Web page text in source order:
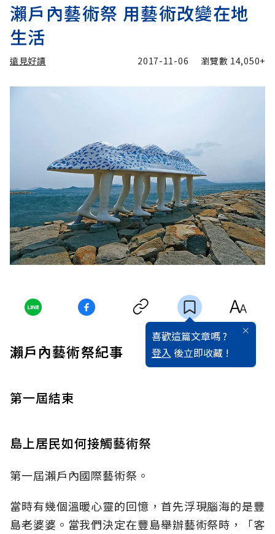
瀨戶內藝術祭 用藝術改變在地
生活
遠見好讀 2017-11-06 瀏覽數 14,050+
喜歡這篇文章嗎 ?
登入 後立即收藏 !
瀨戶內藝術祭紀事
第一屆結束
島上居民如何接觸藝術祭
第一屆瀨戶內國際藝術祭。
當時有幾個溫暖心靈的回憶，首先浮現腦海的是豐
島老婆婆。當我們決定在豐島舉辦藝術祭時，「客